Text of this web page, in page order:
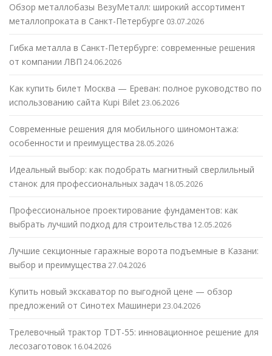
Обзор металлобазы ВезуМеталл: широкий ассортимент
металлопроката в Санкт-Петербурге 03.07.2026
Гибка металла в Санкт-Петербурге: современные решения
от компании ЛВП 24.06.2026
Как купить билет Москва — Ереван: полное руководство по
использованию сайта Kupi Bilet23.06.2026
Современные решения для мобильного шиномонтажа:
особенности и преимущества 28.05.2026
Идеальный выбор: как подобрать магнитный сверлильный
станок для профессиональных задач 18.05.2026
Профессиональное проектирование фундаментов: как
выбрать лучший подход для строительства 12.05.2026
Лучшие секционные гаражные ворота подъемные в Казани:
выбор и преимущества 27.04.2026
Купить новый экскаватор по выгодной цене — обзор
предложений от Синотех Машинери 23.04.2026
Трелевочный трактор TDT-55: инновационное решение для
лесозаготовок 16.04.2026